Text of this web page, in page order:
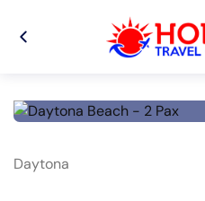
Daytona